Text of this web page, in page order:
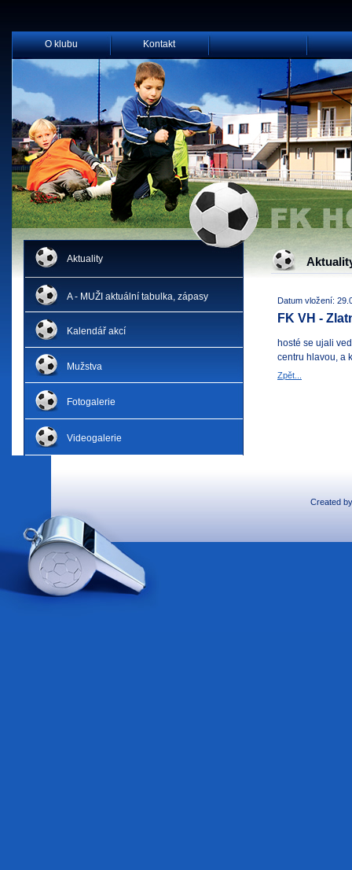
O klubu Kontakt
Aktuality
A - MUŽI aktuální tabulka, zápasy
Kalendář akcí
Mužstva
Fotogalerie
Videogalerie
Datum vložení:
FK VH -
hosté se ujali
centru hlavou, a
Zpět...
Created